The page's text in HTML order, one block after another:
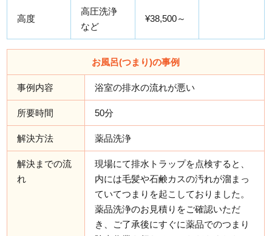
高度
高圧洗浄
など
¥38,500～
お風呂(つまり)の事例
事例内容 浴室の排水の流れが悪い
所要時間 50分
解決方法 薬品洗浄
解決までの流
れ
現場にて排水トラップを点検すると、
内には毛髪や石鹸カスの汚れが溜まっ
ていてつまりを起こしておりました。
薬品洗浄のお見積りをご確認いただ
き、ご了承後にすぐに薬品でのつまり